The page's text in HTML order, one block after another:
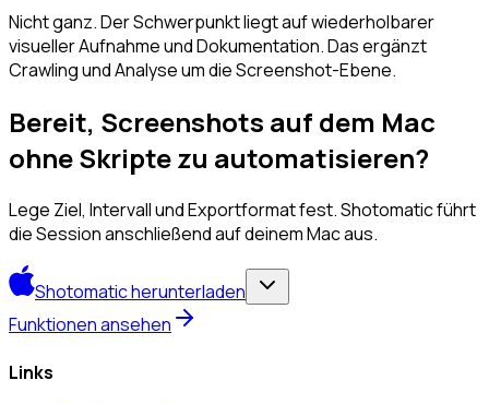
Nicht ganz. Der Schwerpunkt liegt auf wiederholbarer
visueller Aufnahme und Dokumentation. Das ergänzt
Crawling und Analyse um die Screenshot-Ebene.
Bereit, Screenshots auf dem Mac
ohne Skripte zu automatisieren?
Lege Ziel, Intervall und Exportformat fest. Shotomatic führt
die Session anschließend auf deinem Mac aus.
Shotomatic herunterladen
Funktionen ansehen
Links